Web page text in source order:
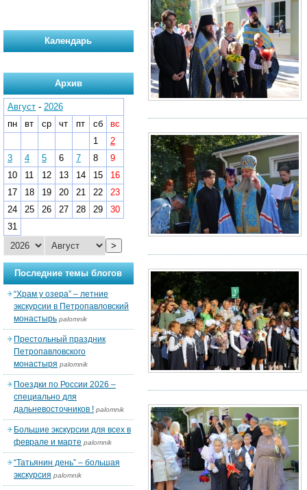
Календарь
Архив
Август - 2026
пн
вт ср чт пт сб
вс
1
2
3
4 5 6 7 8
9
10
11 12 13 14 15
16
17
18 19 20 21 22
23
24
25 26 27 28 29
30
31
>
Последние темы блогов
“Храм у озера” – летние
экскурсии в Петропавловский
монастырь palomnik
Престольный праздник
Петропавловского
монастыря palomnik
Поездки по России 2026 –
специально для
дальневосточников ! palomnik
Большие экскурсии для всех в
феврале и марте palomnik
“Татьянин день” – большая
экскурсия palomnik